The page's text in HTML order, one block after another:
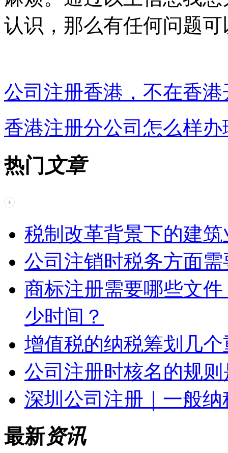
认识，那么有任何问题
公司注册香港，不在香港
香港注册分公司怎么样
热门 文章
税制改革背景下的建
公司注销时税务方面
商标注册需要哪些文
少时间？
增值税的纳税筹划几
公司注册时核名的规
深圳公司注册｜一般
最新资讯